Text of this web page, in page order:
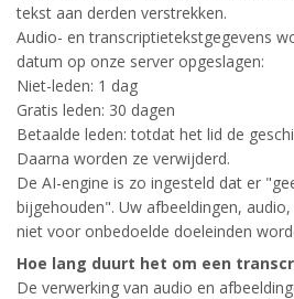
tekst aan derden verstrekken.
Audio- en transcriptietekstgegevens
datum op onze server opgeslagen:
Niet-leden: 1 dag
Gratis leden: 30 dagen
Betaalde leden: totdat het lid de
Daarna worden ze verwijderd.
De AI-engine is zo ingesteld dat er
bijgehouden". Uw afbeeldingen,
niet voor onbedoelde doeleinden
Hoe lang duurt het om een
De verwerking van audio en